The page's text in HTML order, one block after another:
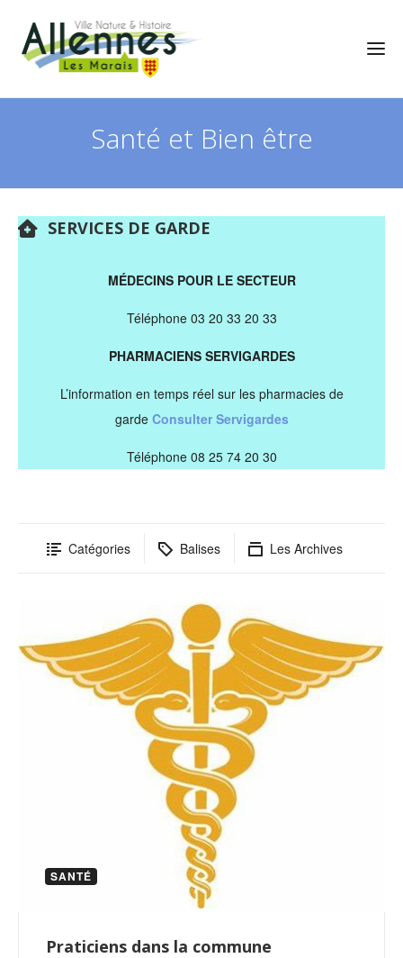
Santé et Bien être
SERVICES DE GARDE
MÉDECINS POUR LE SECTEUR
Téléphone 03 20 33 20 33
PHARMACIENS SERVIGARDES
L’information en temps réel sur les pharmacies de
garde Consulter Servigardes
Téléphone 08 25 74 20 30
Catégories Balises Les Archives
SANTÉ
Praticiens dans la commune